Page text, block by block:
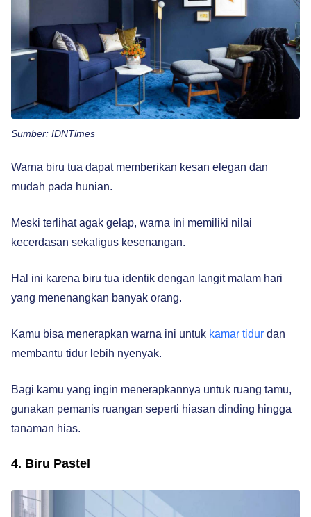
Sumber: IDNTimes
Warna biru tua dapat memberikan kesan elegan dan
mudah pada hunian.
Meski terlihat agak gelap, warna ini memiliki nilai
kecerdasan sekaligus kesenangan.
Hal ini karena biru tua identik dengan langit malam hari
yang menenangkan banyak orang.
Kamu bisa menerapkan warna ini untuk kamar tidur dan
membantu tidur lebih nyenyak.
Bagi kamu yang ingin menerapkannya untuk ruang tamu,
gunakan pemanis ruangan seperti hiasan dinding hingga
tanaman hias.
4. Biru Pastel